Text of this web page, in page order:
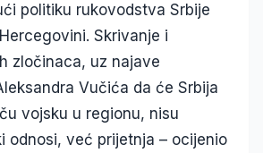
politiku rukovodstva Srbije
Skrivanje i
zločinaca, uz najave
Vučića da će Srbija
vojsku u regionu, nisu
odnosi, već prijetnja – ocijenio